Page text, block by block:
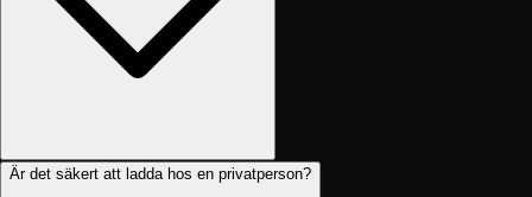
Är det säkert att ladda hos en privatperson?